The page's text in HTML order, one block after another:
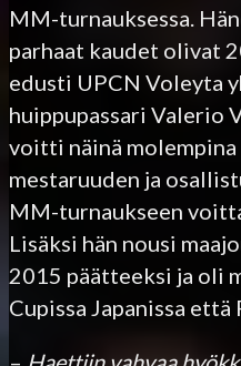
MM-turnauksessa.
parhaat kaudet olivat
edusti UPCN Voleyta
huippupassari Valerio
voitti näinä
mestaruuden ja
MM-turnaukseen
Lisäksi hän nousi
2015 päätteeksi ja oli
Cupissa Japanissa että